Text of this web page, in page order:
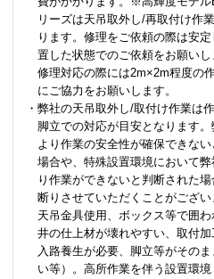
リーズは天吊取外し/再取付け作
ります。修理をご依頼の際は安
置した状態でのご依頼をお願いし
修理対応の際には2m×2m程度の
にご協力をお願いします。
・弊社の天吊取外し/取付け作業は
脚立での対応が目安となります
より作業の安全性が確保できな
場合や、特殊設置環境において弊
り作業ができないと判断された
断りさせていただくことがござ
天吊金具使用、ボックス等で囲
井の仕上材が壊れやすい、取付
入路養生が必要、脚立等がその
い等）。高所作業を伴う設置環境